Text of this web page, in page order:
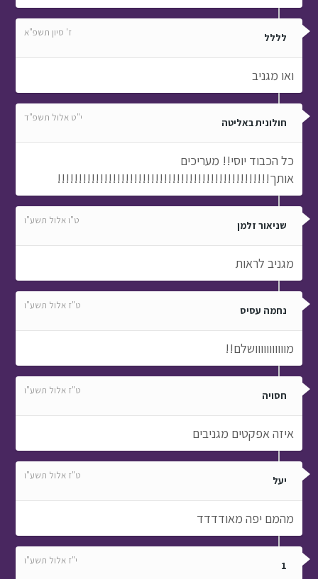
לללל ז' סיון תשפ"א
ואו מגניב
חולונית באליטה י"ט אלול תשפ"ד
כל הכבוד יוסי!! מעריכים
אותך!!!!!!!!!!!!!!!!!!!!!!!!!!!!!!!!!!!!!!!!!!!!!!!!!!
שניאור זלמן ט"ו אלול תשע"ו
מגניב לראות
נחמה עסיס ט"ז אלול תשע"ו
מווווווווווושלם!!
חסויה ט"ז אלול תשע"ו
איזה אפקטים מגניבים
יעל ט"ז אלול תשע"ו
מהמם יפה מאודדדד
1 י"ז אלול תשע"ו